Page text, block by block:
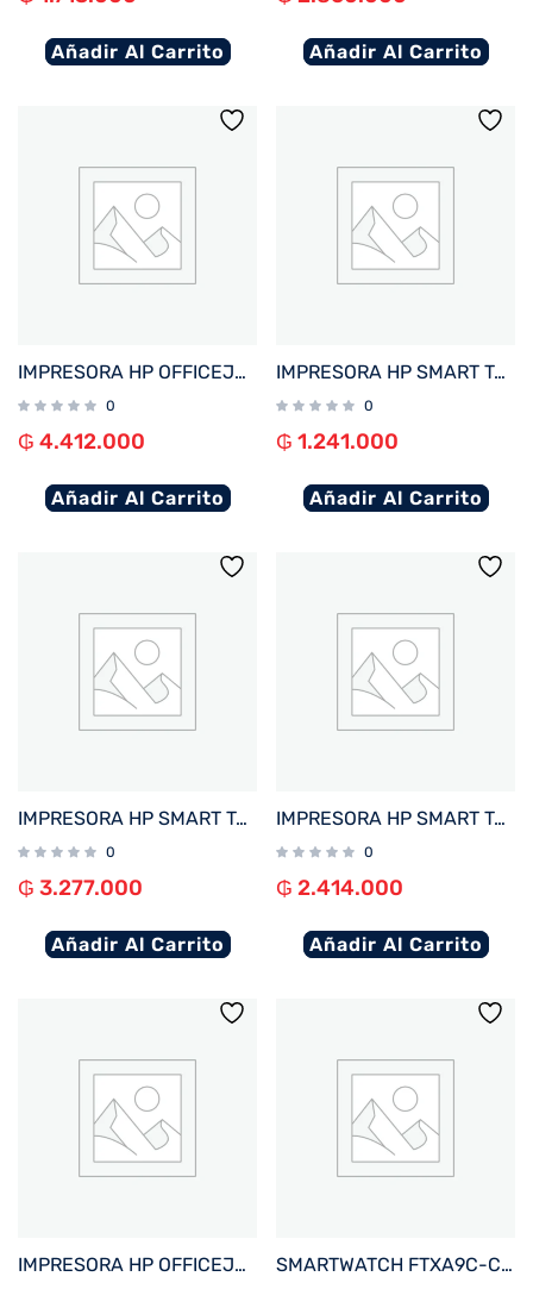
Añadir Al Carrito Añadir Al Carrito
IMPRESORA HP OFFICEJET PRO 9730 IMP/COP/SCA/USB/RED/WIFI/BIVOLT + 4 TINTAS
0
₲ 4.412.000
Añadir Al Carrito
IMPRESORA HP SMART TANK 210 IMP/USB/WIFI/BIVOLT
0
₲ 1.241.000
Añadir Al Carrito
IMPRESORA HP SMART TANK 790 IMP/COP/SCAN/FAX/RED/WIFI/BIVOLT
0
₲ 3.277.000
Añadir Al Carrito
IMPRESORA HP SMART TANK 720 IMP/COP/SCAN/USB/WIFI/BIVOLT
0
₲ 2.414.000
Añadir Al Carrito
IMPRESORA HP OFFICEJET PRO 9730 IMP/COP/SCA/USB/RED/WIFI/BIVOLT SMARTWATCH FTXA9C-CGBE 46MM GOLD/BEIGE ANDROID/IOS/BT/FREC. CARD